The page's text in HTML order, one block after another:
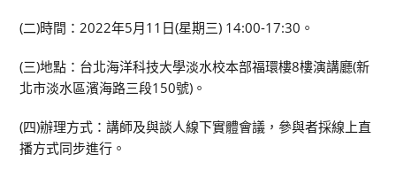
(二)時間：2022年5月11日(星期三) 14:00-17:30。
(三)地點：台北海洋科技大學淡水校本部福環樓8樓演講廳(新
北市淡水區濱海路三段150號)。
(四)辦理方式：講師及與談人線下實體會議，參與者採線上直
播方式同步進行。